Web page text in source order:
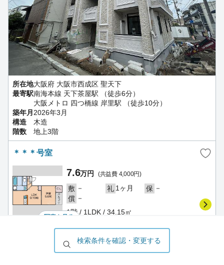
所在地大阪府 大阪市西成区 聖天下
最寄駅南海本線 天下茶屋駅 （徒歩6分）
大阪メトロ 四つ橋線 岸里駅 （徒歩10分）
築年月2026年3月
構造
木造
階数
地上3階
＊＊＊号室
写真を 見る
7.6万円 (共益費 4,000円)
敷 － 礼 1ヶ月 保 －
償 －
1階 / 1LDK / 34.15㎡
ハウスコム FC玉出店
検索条件を確認・変更する